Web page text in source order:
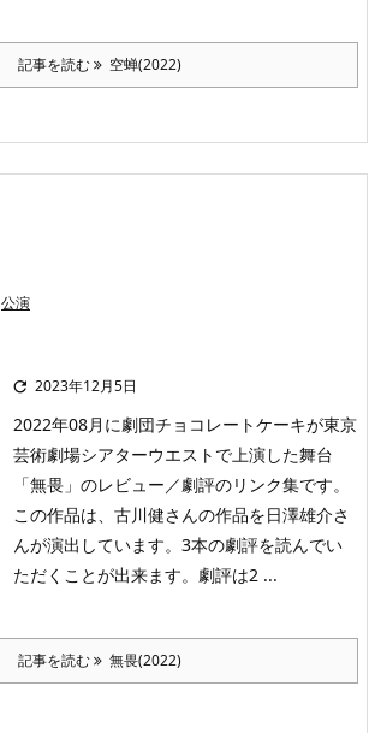
記事を読む 空蝉(2022)
公演
 2023年12月5日
2022年08月に劇団チョコレートケーキが東京
芸術劇場シアターウエストで上演した舞台
「無畏」のレビュー／劇評のリンク集です。
この作品は、古川健さんの作品を日澤雄介さ
んが演出しています。3本の劇評を読んでい
ただくことが出来ます。劇評は2 ...
記事を読む 無畏(2022)